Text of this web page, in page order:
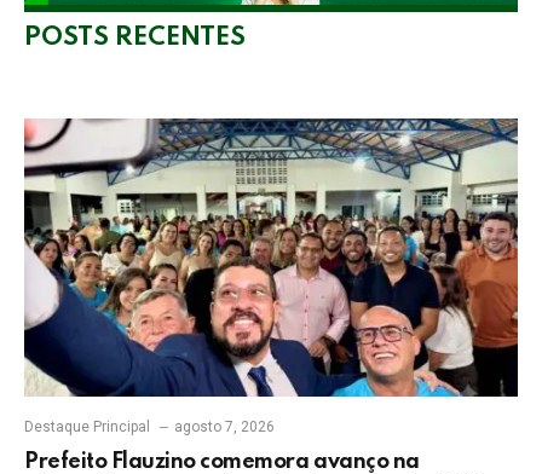
POSTS RECENTES
Destaque Principal agosto 7, 2026
Prefeito Flauzino comemora avanço na